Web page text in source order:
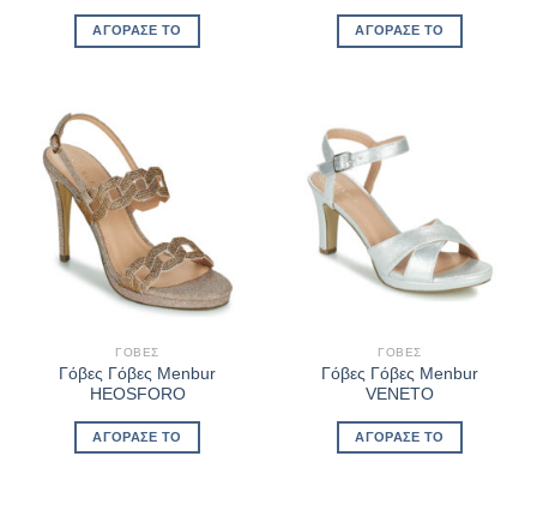
ΑΓΌΡΑΣΈ ΤΟ ΑΓΌΡΑΣΈ ΤΟ
ΓΌΒΕΣ
Γόβες Γόβες Menbur
HEOSFORO
ΑΓΌΡΑΣΈ ΤΟ
ΓΌΒΕΣ
Γόβες Γόβες Menbur
VENETO
ΑΓΌΡΑΣΈ ΤΟ